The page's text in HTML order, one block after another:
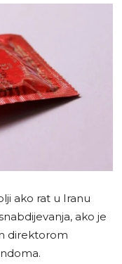
ako rat u Iranu
ako je
direktorom